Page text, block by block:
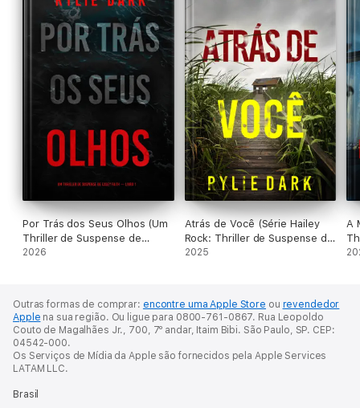
Por Trás dos Seus Olhos (Um
Thriller de Suspense de
Casey Faith — Livro 1)
2026
Atrás de Você (Série Hailey
Rock: Thriller de Suspense do
FBI — Livro 1)
2025
A
Outras formas de comprar: encontre uma Apple Store ou revendedor
Apple na sua região. Ou ligue para 0800-761-0867. Rua Leopoldo
Couto de Magalhães Jr., 700, 7º andar, Itaim Bibi. São Paulo, SP. CEP:
04542-000.
Os Serviços de Mídia da Apple são fornecidos pela Apple Services
LATAM LLC.
Brasil